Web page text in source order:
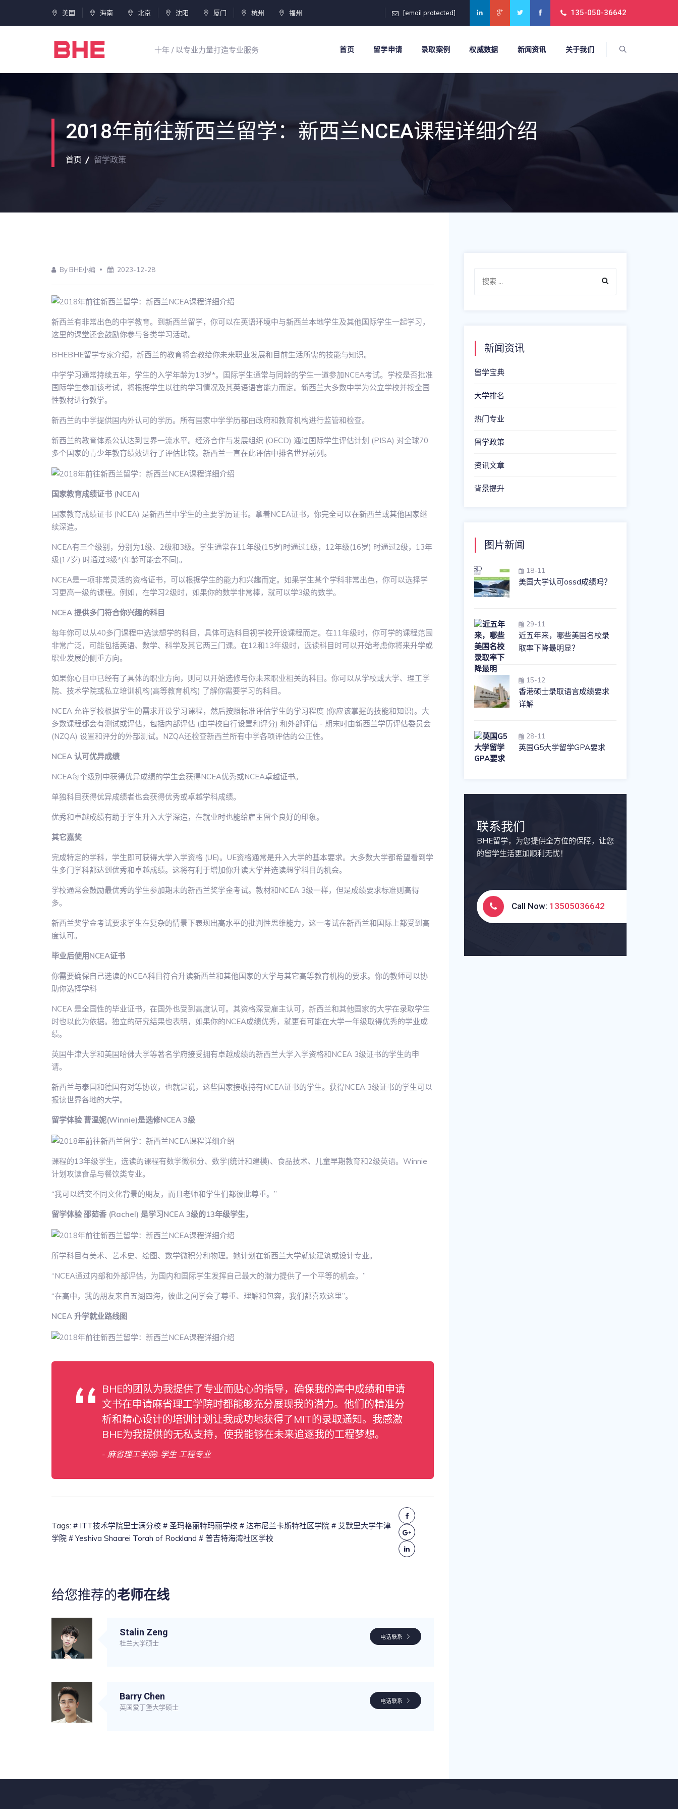
美国 海南 北京 沈阳 厦门 杭州 福州 [email protected] 135-050-36642
十年 / 以专业力量打造专业服务 首页 留学申请 录取案例 权威数据 新闻资讯 关于我们
2018年前往新西兰留学：新西兰NCEA课程详细介绍
首页 留学政策
By BHE小编 2023-12-28
新西兰有非常出色的中学教育。到新西兰留学，你可以在英语环境中与新西兰本地学生及其他国际学生一起学习，
这里的课堂还会鼓励你参与各类学习活动。
BHEBHE留学专家介绍，新西兰的教育将会教给你未来职业发展和目前生活所需的技能与知识。
中学学习通常持续五年，学生的入学年龄为13岁*。国际学生通常与同龄的学生一道参加NCEA考试。学校是否批准
国际学生参加该考试，将根据学生以往的学习情况及其英语语言能力而定。新西兰大多数中学为公立学校并按全国
性教材进行教学。
新西兰的中学提供国内外认可的学历。所有国家中学学历都由政府和教育机构进行监管和检查。
新西兰的教育体系公认达到世界一流水平。经济合作与发展组织 (OECD) 通过国际学生评估计划 (PISA) 对全球70
多个国家的青少年教育绩效进行了评估比较。新西兰一直在此评估中排名世界前列。
国家教育成绩证书 (NCEA)
国家教育成绩证书 (NCEA) 是新西兰中学生的主要学历证书。拿着NCEA证书，你完全可以在新西兰或其他国家继
续深造。
NCEA有三个级别，分别为1级、2级和3级。学生通常在11年级(15岁)时通过1级，12年级(16岁) 时通过2级，13年
级(17岁) 时通过3级*(年龄可能会不同)。
NCEA是一项非常灵活的资格证书，可以根据学生的能力和兴趣而定。如果学生某个学科非常出色，你可以选择学
习更高一级的课程。例如，在学习2级时，如果你的数学非常棒，就可以学3级的数学。
NCEA 提供多门符合你兴趣的科目
每年你可以从40多门课程中选读想学的科目，具体可选科目视学校开设课程而定。在11年级时，你可学的课程范围
非常广泛，可能包括英语、数学、科学及其它两三门课。在12和13年级时，选读科目时可以开始考虑你将来升学或
职业发展的侧重方向。
如果你心目中已经有了具体的职业方向，则可以开始选修与你未来职业相关的科目。你可以从学校或大学、理工学
院、技术学院或私立培训机构(高等教育机构) 了解你需要学习的科目。
NCEA 允许学校根据学生的需求开设学习课程，然后按照标准评估学生的学习程度 (你应该掌握的技能和知识)。大
多数课程都会有测试或评估，包括内部评估 (由学校自行设置和评分) 和外部评估 - 期末时由新西兰学历评估委员会
(NZQA) 设置和评分的外部测试。NZQA还检查新西兰所有中学各项评估的公正性。
NCEA 认可优异成绩
NCEA每个级别中获得优异成绩的学生会获得NCEA优秀或NCEA卓越证书。
单独科目获得优异成绩者也会获得优秀或卓越学科成绩。
优秀和卓越成绩有助于学生升入大学深造，在就业时也能给雇主留个良好的印象。
其它嘉奖
完成特定的学科，学生即可获得大学入学资格 (UE)。UE资格通常是升入大学的基本要求。大多数大学都希望看到学
生多门学科都达到优秀和卓越成绩。这将有利于增加你升读大学并选读想学科目的机会。
学校通常会鼓励最优秀的学生参加期末的新西兰奖学金考试。教材和NCEA 3级一样，但是成绩要求标准则高得
多。
新西兰奖学金考试要求学生在复杂的情景下表现出高水平的批判性思维能力，这一考试在新西兰和国际上都受到高
度认可。
毕业后使用NCEA证书
你需要确保自己选读的NCEA科目符合升读新西兰和其他国家的大学与其它高等教育机构的要求。你的教师可以协
助你选择学科
NCEA 是全国性的毕业证书，在国外也受到高度认可。其资格深受雇主认可，新西兰和其他国家的大学在录取学生
时也以此为依据。独立的研究结果也表明，如果你的NCEA成绩优秀，就更有可能在大学一年级取得优秀的学业成
绩。
英国牛津大学和美国哈佛大学等著名学府接受拥有卓越成绩的新西兰大学入学资格和NCEA 3级证书的学生的申
请。
新西兰与泰国和德国有对等协议，也就是说，这些国家接收持有NCEA证书的学生。获得NCEA 3级证书的学生可以
报读世界各地的大学。
留学体验 曹温妮(Winnie)是选修NCEA 3级
课程的13年级学生，选读的课程有数学微积分、数学(统计和建模)、食品技术、儿童早期教育和2级英语。Winnie
计划攻读食品与餐饮类专业。
“我可以结交不同文化背景的朋友，而且老师和学生们都彼此尊重。”
留学体验 邵茹香 (Rachel) 是学习NCEA 3级的13年级学生，
所学科目有美术、艺术史、绘图、数学微积分和物理。她计划在新西兰大学就读建筑或设计专业。
“NCEA通过内部和外部评估，为国内和国际学生发挥自己最大的潜力提供了一个平等的机会。”
“在高中，我的朋友来自五湖四海，彼此之间学会了尊重、理解和包容，我们都喜欢这里”。
NCEA 升学就业路线图
BHE的团队为我提供了专业而贴心的指导，确保我的高中成绩和申请
文书在申请麻省理工学院时都能够充分展现我的潜力。他们的精准分
析和精心设计的培训计划让我成功地获得了MIT的录取通知。我感激
BHE为我提供的无私支持，使我能够在未来追逐我的工程梦想。
- 麻省理工学院L学生 工程专业
Tags: # ITT技术学院里士满分校 # 圣玛格丽特玛丽学校 # 达布尼兰卡斯特社区学院 # 艾默里大学牛津
学院 # Yeshiva Shaarei Torah of Rockland # 普吉特海湾社区学校
给您推荐的老师在线
Stalin Zeng
杜兰大学硕士
电话联系
Barry Chen
英国爱丁堡大学硕士
电话联系
新闻资讯
留学宝典
大学排名
热门专业
留学政策
资讯文章
背景提升
图片新闻
18-11
美国大学认可ossd成绩吗？
29-11
近五年来，哪些美国名校录
取率下降最明显？
15-12
香港硕士录取语言成绩要求
详解
28-11
英国G5大学留学GPA要求
联系我们
BHE留学，为您提供全方位的保障，让您
的留学生活更加顺利无忧！
Call Now: 13505036642